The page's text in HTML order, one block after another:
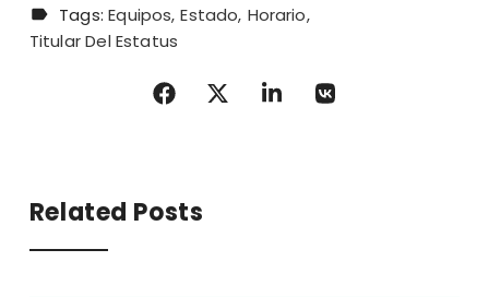
Tags:Equipos Estado Horario
Titular Del Estatus
Related Posts